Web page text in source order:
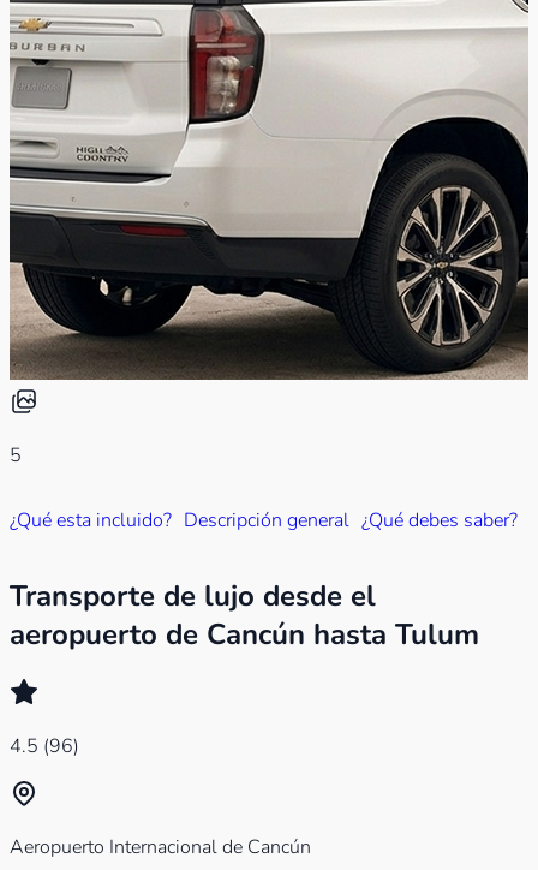
5
¿Qué esta incluido? Descripción general ¿Qué debes saber?
Transporte de lujo desde el
aeropuerto de Cancún hasta Tulum
4.5 (96)
Aeropuerto Internacional de Cancún